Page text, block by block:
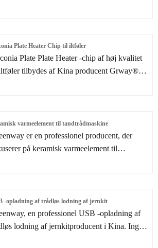
Plate Heater Chip til iltføler
Plate Plate Heater -chip af høj kvalitet
tilbydes af Kina producent Grway®.
varmeelement til tandtrådmaskine
er en professionel producent, der
på keramisk varmeelement til
hjælpe med at forbedre produktkvaliteten
-opladning af trådløs lodning af jernkit
en professionel USB -opladning af
lodning af jernkitproducent i Kina. Ingen